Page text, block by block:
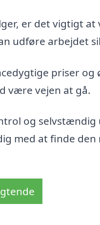
er det vigtigt
udføre arbejdet
priser
være vejen at gå.
og
med at finde